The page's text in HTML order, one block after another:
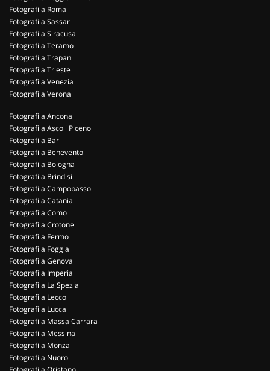
Fotografi a Roma
Fotografi a Sassari
Fotografi a Siracusa
Fotografi a Teramo
Fotografi a Trapani
Fotografi a Trieste
Fotografi a Venezia
Fotografi a Verona
Fotografi a Ancona
Fotografi a Ascoli Piceno
Fotografi a Bari
Fotografi a Benevento
Fotografi a Bologna
Fotografi a Brindisi
Fotografi a Campobasso
Fotografi a Catania
Fotografi a Como
Fotografi a Crotone
Fotografi a Fermo
Fotografi a Foggia
Fotografi a Genova
Fotografi a Imperia
Fotografi a La Spezia
Fotografi a Lecco
Fotografi a Lucca
Fotografi a Massa Carrara
Fotografi a Messina
Fotografi a Monza
Fotografi a Nuoro